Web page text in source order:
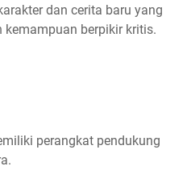
dan cerita baru yang
berpikir kritis.
perangkat pendukung